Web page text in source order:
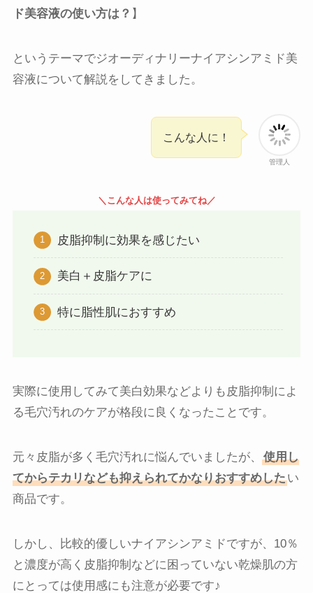
ド美容液の使い方は？ 】
というテーマでジオーディナリーナイアシンアミド美
容液について解説をしてきました。
管理人
こんな人に！
＼こんな人は使ってみてね／
皮脂抑制に効果を感じたい
美白＋皮脂ケアに
特に脂性肌におすすめ
実際に使用してみて美白効果などよりも皮脂抑制によ
る毛穴汚れのケアが格段に良くなったことです。
元々皮脂が多く毛穴汚れに悩んでいましたが、
使用し
てからテカリなども抑えられてかなりおすすめしたい
商品です。
しかし、比較的優しいナイアシンアミドですが、10％
と濃度が高く皮脂抑制などに困っていない乾燥肌の方
にとっては使用感にも注意が必要です♪